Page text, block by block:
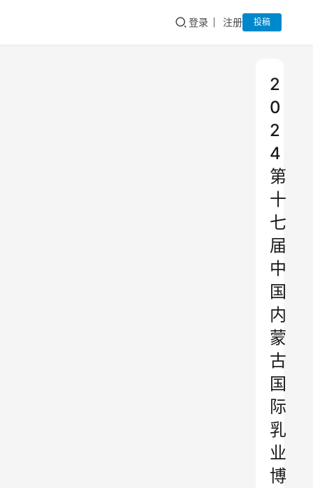
登录 注册 投稿
2
0
2
4
第
十
七
届
中
国
内
蒙
古
国
际
乳
业
博